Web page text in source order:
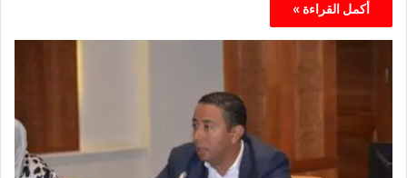
أكمل القراءة »